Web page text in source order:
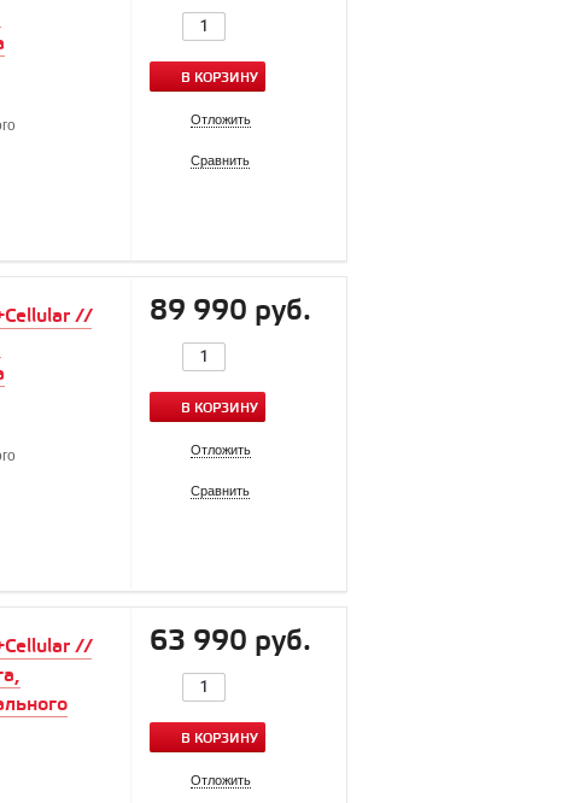
В КОРЗИНУ
Отложить
Сравнить
//
89 990 руб.
В КОРЗИНУ
Отложить
Сравнить
//
63 990 руб.
В КОРЗИНУ
Отложить